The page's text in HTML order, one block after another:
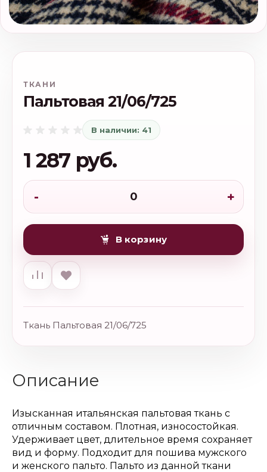
ТКАНИ
Пальтовая 21/06/725
В наличии: 41
1 287 руб.
- +
В корзину
Ткань Пальтовая 21/06/725
Описание
Изысканная итальянская пальтовая ткань с
отличным составом. Плотная, износостойкая.
Удерживает цвет, длительное время сохраняет
вид и форму. Подходит для пошива мужского
и женского пальто. Пальто из данной ткани